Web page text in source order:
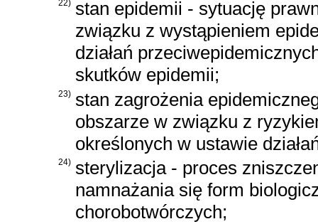
22) stan epidemii - sytuację
związku z wystąpieniem
działań
skutków epidemii;
23) stan zagrożenia
obszarze w związku z
określonych w ustawie
24) sterylizacja - proces
namnażania się form
chorobotwórczych;